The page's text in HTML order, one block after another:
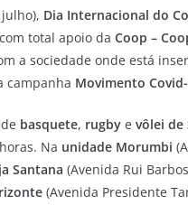
Dia Internacional do
total apoio da Coop –
a sociedade onde está
campanha Movimento
basquete, rugby e vôlei de
Na unidade Morumbi
Santana (Avenida Rui
(Avenida Presidente